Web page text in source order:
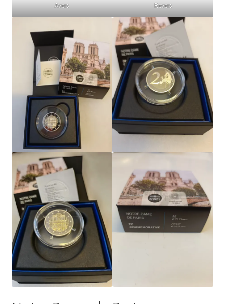
Avers Revers